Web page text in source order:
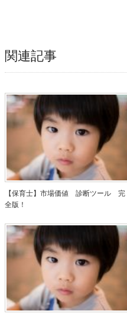
関連記事
【保育士】市場価値 診断ツール 完
全版！